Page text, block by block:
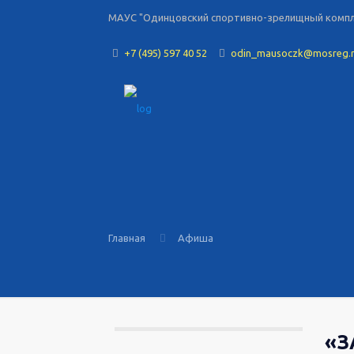
МАУС "Одинцовский спортивно-зрелищный
+7 (495) 597 40 52
Главная Афиша